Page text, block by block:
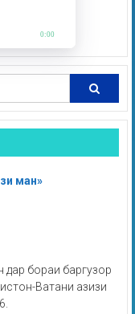
0:00
ман»
дар бораи баргузор
Ватани азизи